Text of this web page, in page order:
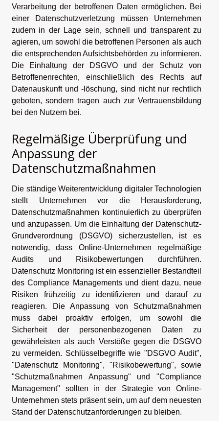
Verarbeitung der betroffenen Daten ermöglichen. Bei
einer Datenschutzverletzung müssen Unternehmen
zudem in der Lage sein, schnell und transparent zu
agieren, um sowohl die betroffenen Personen als auch
die entsprechenden Aufsichtsbehörden zu informieren.
Die Einhaltung der DSGVO und der Schutz von
Betroffenenrechten, einschließlich des Rechts auf
Datenauskunft und -löschung, sind nicht nur rechtlich
geboten, sondern tragen auch zur Vertrauensbildung
bei den Nutzern bei.
Regelmäßige Überprüfung und
Anpassung der
Datenschutzmaßnahmen
Die ständige Weiterentwicklung digitaler Technologien
stellt Unternehmen vor die Herausforderung,
Datenschutzmaßnahmen kontinuierlich zu überprüfen
und anzupassen. Um die Einhaltung der Datenschutz-
Grundverordnung (DSGVO) sicherzustellen, ist es
notwendig, dass Online-Unternehmen regelmäßige
Audits und Risikobewertungen durchführen.
Datenschutz Monitoring ist ein essenzieller Bestandteil
des Compliance Managements und dient dazu, neue
Risiken frühzeitig zu identifizieren und darauf zu
reagieren. Die Anpassung von Schutzmaßnahmen
muss dabei proaktiv erfolgen, um sowohl die
Sicherheit der personenbezogenen Daten zu
gewährleisten als auch Verstöße gegen die DSGVO
zu vermeiden. Schlüsselbegriffe wie "DSGVO Audit",
"Datenschutz Monitoring", "Risikobewertung", sowie
"Schutzmaßnahmen Anpassung" und "Compliance
Management" sollten in der Strategie von Online-
Unternehmen stets präsent sein, um auf dem neuesten
Stand der Datenschutzanforderungen zu bleiben.